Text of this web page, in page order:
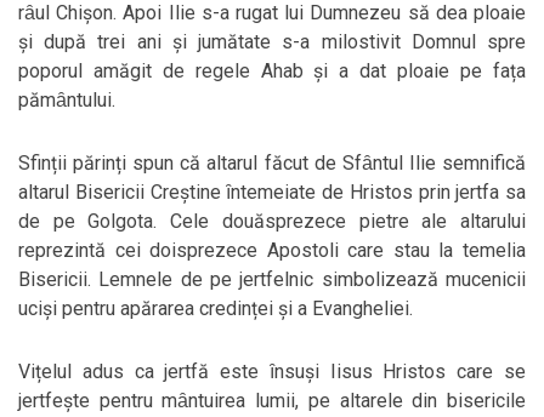
rȃul Chișon. Apoi Ilie s-a rugat lui Dumnezeu să dea ploaie
și după trei ani și jumătate s-a milostivit Domnul spre
poporul amăgit de regele Ahab și a dat ploaie pe fața
pămȃntului.
Sfinții părinți spun că altarul făcut de Sfȃntul Ilie semnifică
altarul Bisericii Creștine ȋntemeiate de Hristos prin jertfa sa
de pe Golgota. Cele douăsprezece pietre ale altarului
reprezintă cei doisprezece Apostoli care stau la temelia
Bisericii. Lemnele de pe jertfelnic simbolizează mucenicii
uciși pentru apărarea credinței și a Evangheliei.
Vițelul adus ca jertfă este ȋnsuși Iisus Hristos care se
jertfește pentru mȃntuirea lumii, pe altarele din bisericile